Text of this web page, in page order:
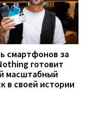
смартфонов за
готовит
масштабный
в своей истории